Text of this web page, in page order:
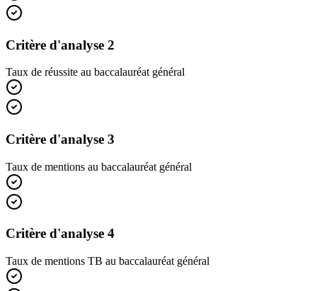
Critère d'analyse 2
Taux de réussite au baccalauréat général
Critère d'analyse 3
Taux de mentions au baccalauréat général
Critère d'analyse 4
Taux de mentions TB au baccalauréat général